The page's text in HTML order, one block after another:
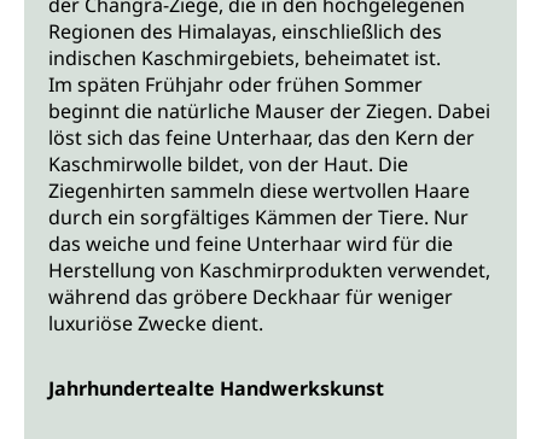
Regionen des Himalayas, einschließlich des
indischen Kaschmirgebiets, beheimatet ist.
Im späten Frühjahr oder frühen Sommer
beginnt die natürliche Mauser der Ziegen. Dabei
löst sich das feine Unterhaar, das den Kern der
Kaschmirwolle bildet, von der Haut. Die
Ziegenhirten sammeln diese wertvollen Haare
durch ein sorgfältiges Kämmen der Tiere. Nur
das weiche und feine Unterhaar wird für die
Herstellung von Kaschmirprodukten verwendet,
während das gröbere Deckhaar für weniger
luxuriöse Zwecke dient.
Jahrhundertealte Handwerkskunst